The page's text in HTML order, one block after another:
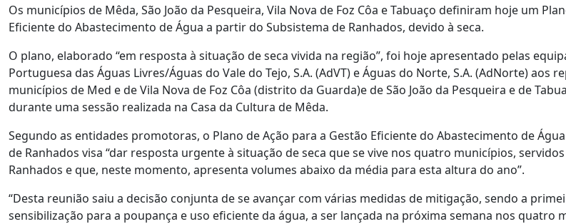
Os municípios de Mêda, São João da Pesqueira, Vila Nova de Foz Côa e Tabuaço definiram hoje um
Eficiente do Abastecimento de Água a partir do Subsistema de Ranhados, devido à seca.
O plano, elaborado “em resposta à situação de seca vivida na região”, foi hoje apresentado pelas
Portuguesa das Águas Livres/Águas do Vale do Tejo, S.A. (AdVT) e Águas do Norte, S.A. (AdNorte) aos
municípios de Med e de Vila Nova de Foz Côa (distrito da Guarda)e de São João da Pesqueira e de
durante uma sessão realizada na Casa da Cultura de Mêda.
Segundo as entidades promotoras, o Plano de Ação para a Gestão Eficiente do Abastecimento de
de Ranhados visa “dar resposta urgente à situação de seca que se vive nos quatro municípios,
Ranhados e que, neste momento, apresenta volumes abaixo da média para esta altura do ano”.
“Desta reunião saiu a decisão conjunta de se avançar com várias medidas de mitigação, sendo a
sensibilização para a poupança e uso eficiente da água, a ser lançada na próxima semana nos quatro